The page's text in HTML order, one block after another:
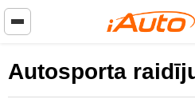
Autosporta